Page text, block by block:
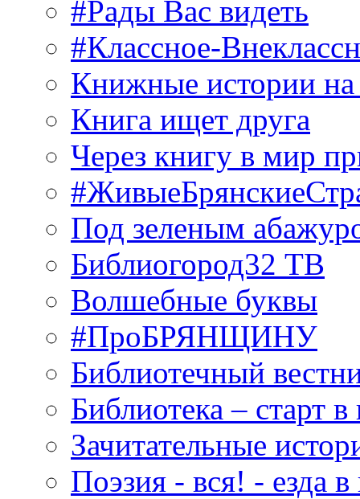
#Рады Вас видеть
#Классное-
Книжные истории
Книга ищет друга
Через книгу в мир
Под зеленым
Библиогород32 ТВ
Волшебные буквы
#ПроБРЯНЩИНУ
Библиотечный
Библиотека – старт
Зачитательные
Поэзия - вся! - езда в